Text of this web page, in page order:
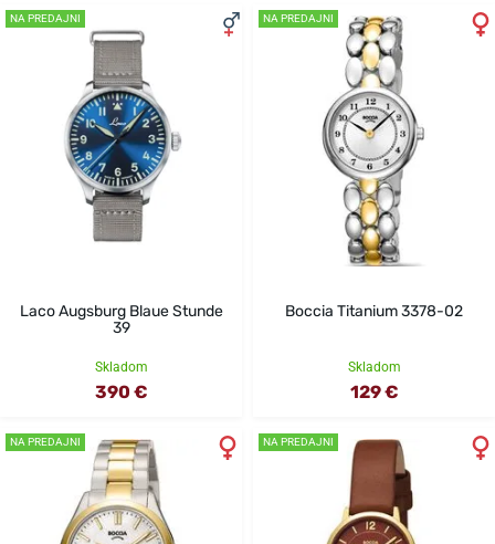
NA PREDAJNI
Laco Augsburg Blaue Stunde
39
Skladom
390 €
NA PREDAJNI
Boccia Titanium 3378-02
Skladom
129 €
NA PREDAJNI NA PREDAJNI